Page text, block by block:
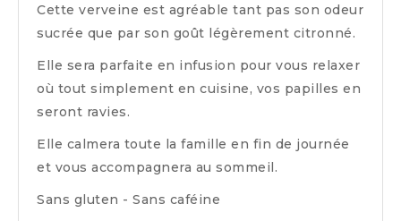
Cette verveine est agréable tant pas son odeur
sucrée que par son goût légèrement citronné.
Elle sera parfaite en infusion pour vous relaxer
où tout simplement en cuisine, vos papilles en
seront ravies.
Elle calmera toute la famille en fin de journée
et vous accompagnera au sommeil.
Sans gluten - Sans caféine